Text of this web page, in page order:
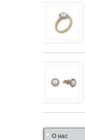
О нас
Ювелирная
Сеть
Партнерам
Гарантия
Дизайн
Наши цены
Золотые
Награды,
Отзывы